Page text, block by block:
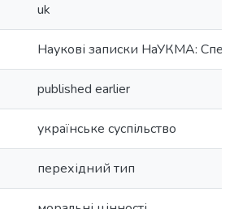
uk
Наукові записки НаУКМА:
published earlier
українське суспільство
перехідний тип